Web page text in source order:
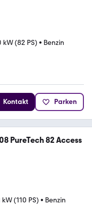
kW (82 PS) • Benzin
Kontakt Parken
PureTech 82 Access
kW (110 PS) • Benzin